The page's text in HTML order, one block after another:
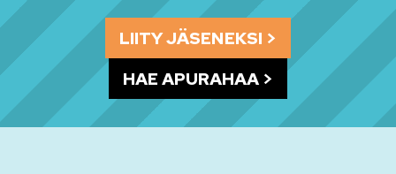
LIITY JÄSENEKSI
HAE APURAHAA